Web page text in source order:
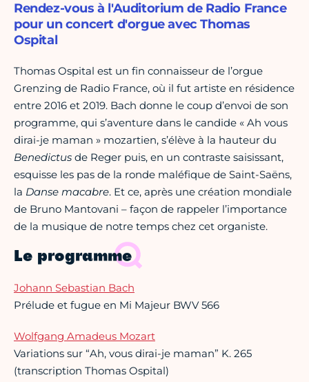
Rendez-vous à l'Auditorium de Radio France
pour un concert d'orgue avec Thomas
Ospital
Thomas Ospital est un fin connaisseur de l’orgue
Grenzing de Radio France, où il fut artiste en résidence
entre 2016 et 2019. Bach donne le coup d’envoi de son
programme, qui s’aventure dans le candide « Ah vous
dirai-je maman » mozartien, s’élève à la hauteur du
Benedictus de Reger puis, en un contraste saisissant,
esquisse les pas de la ronde maléfique de Saint-Saëns,
la Danse macabre. Et ce, après une création mondiale
de Bruno Mantovani – façon de rappeler l’importance
de la musique de notre temps chez cet organiste.
Le programme
Johann Sebastian Bach
Prélude et fugue en Mi Majeur BWV 566
Wolfgang Amadeus Mozart
Variations sur “Ah, vous dirai-je maman” K. 265
(transcription Thomas Ospital)